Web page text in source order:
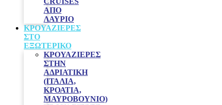
ΑΠΌ
ΛΑΎΡΙΟ
ΚΡΟΥΑΖΙΈΡΕΣ
ΣΤΟ
ΕΞΩΤΕΡΙΚΌ
ΚΡΟΥΑΖΙΕΡΕΣ
ΣΤΗΝ
ΑΔΡΙΑΤΙΚΗ
(ΙΤΑΛΙΑ,
ΚΡΟΑΤΙΑ,
ΜΑΥΡΟΒΟΥΝΙΟ)